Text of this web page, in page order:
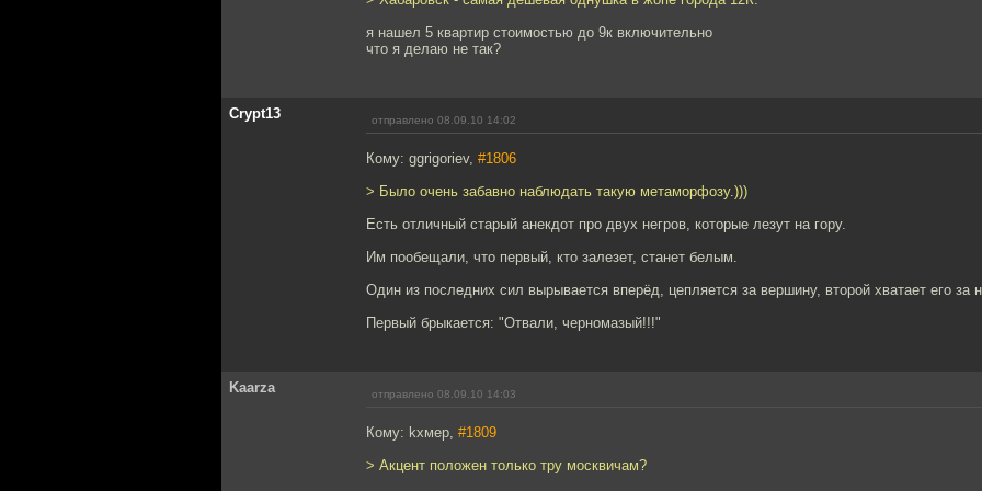
я нашел 5 квартир стоимостью до 9к включительно
что я делаю не так?
Crypt13 отправлено 08.09.10 14:02
Кому: ggrigoriev, #1806
> Было очень забавно наблюдать такую метаморфозу.)))
Есть отличный старый анекдот про двух негров, которые лезут на гору.
Им пообещали, что первый, кто залезет, станет белым.
Один из последних сил вырывается вперёд, цепляется за вершину, второй хватает его за
Первый брыкается: "Отвали, черномазый!!!"
Kaarza отправлено 08.09.10 14:03
Кому: kxмep, #1809
> Акцент положен только тру москвичам?